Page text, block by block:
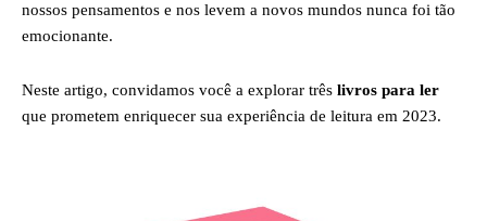
nossos pensamentos e nos levem a novos mundos nunca foi tão
emocionante.
Neste artigo, convidamos você a explorar três livros para ler
que prometem enriquecer sua experiência de leitura em 2023.